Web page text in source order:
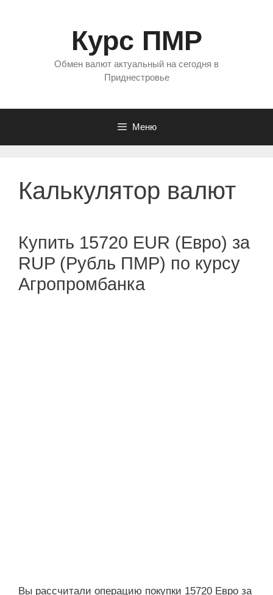
Курс ПМР
Обмен валют актуальный на сегодня в
Приднестровье
Меню
Калькулятор валют
Купить 15720 EUR (Евро) за
RUP (Рубль ПМР) по курсу
Агропромбанка
Вы рассчитали операцию покупки 15720 Евро за